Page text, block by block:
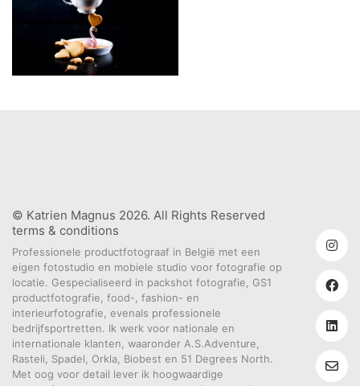
© Katrien Magnus 2026. All Rights Reserved
terms & conditions
Professionele productfotograaf in België met een
eigen fotostudio en mobiele studio voor fotografie op
locatie. Gespecialiseerd in packshot fotografie, GS1
productfotografie, food-, fashion- en
interieurfotografie, evenals professionele
bedrijfsportretten. Ik werk voor nationale en
internationale klanten, waaronder A.S.Adventure,
Rasteli, Spadel, Orkla, Biobest en 51 Degrees North.
Met oog voor detail lever ik hoogwaardige